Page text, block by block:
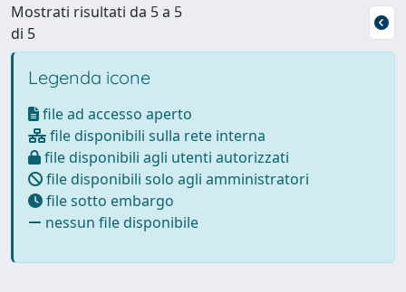
Mostrati risultati da 5 a 5
di 5
Legenda icone
file ad accesso aperto
file disponibili sulla rete interna
file disponibili agli utenti autorizzati
file disponibili solo agli amministratori
file sotto embargo
nessun file disponibile